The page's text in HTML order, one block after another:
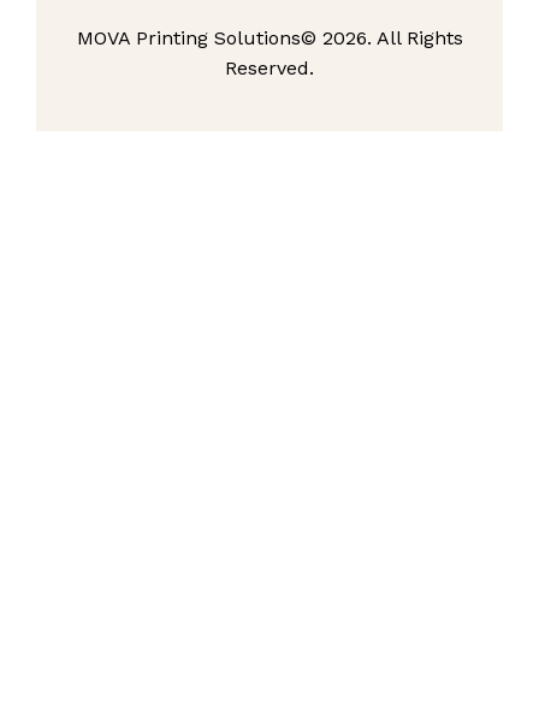
MOVA Printing Solutions© 2026. All Rights
Reserved.